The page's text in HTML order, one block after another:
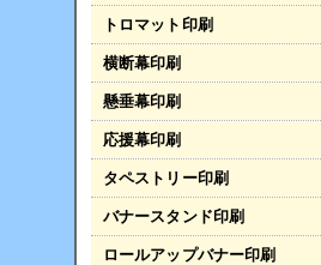
トロマット印刷
横断幕印刷
懸垂幕印刷
応援幕印刷
タペストリー印刷
バナースタンド印刷
ロールアップバナー印刷